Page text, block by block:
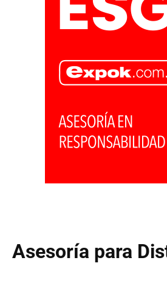
Asesoría para